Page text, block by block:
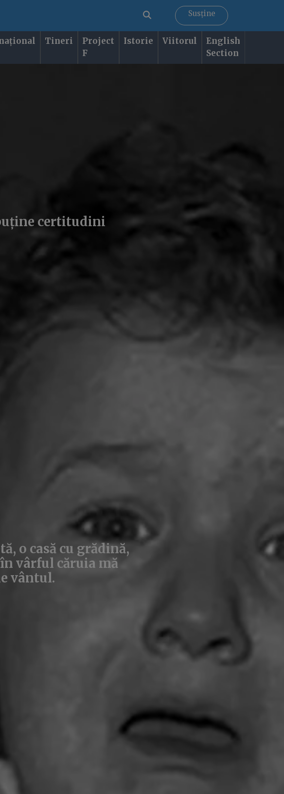
Susține
Tineri
Project
F
Istorie Viitorul
English
Section
certitudini
o casă cu grădină,
vârful căruia mă
vântul.